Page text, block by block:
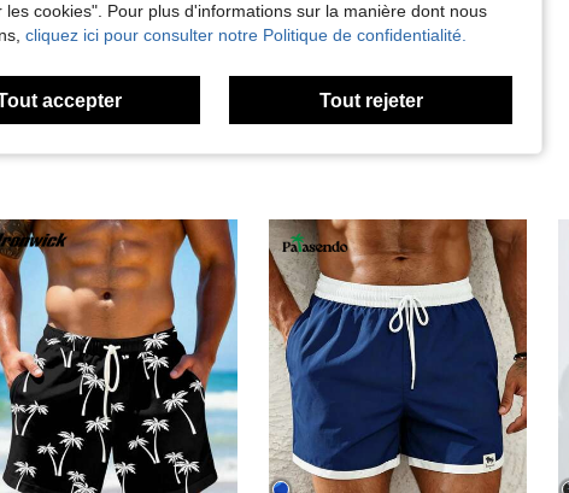
cookies". Pour plus d'informations sur la manière dont nous
cliquez ici pour consulter notre Politique de confidentialité.
accepter Tout rejeter